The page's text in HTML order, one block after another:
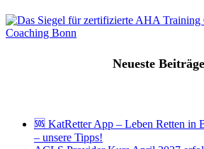
Neueste Beiträge
🆘 KatRetter App – Leben Retten in
– unsere Tipps!